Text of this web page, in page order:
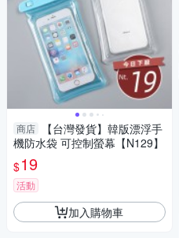
商店
【台灣發貨】韓版漂浮手
機防水袋 可控制螢幕【N129】
$19
活動
加入購物車